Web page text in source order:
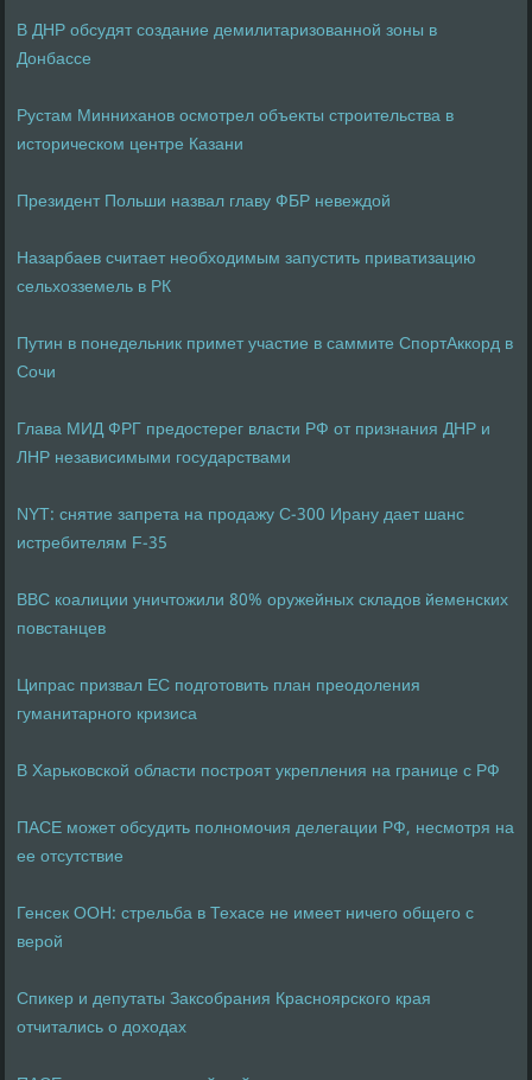
В ДНР обсудят создание демилитаризованной зоны в
Донбассе
Рустам Минниханов осмотрел объекты строительства в
историческом центре Казани
Президент Польши назвал главу ФБР невеждой
Назарбаев считает необходимым запустить приватизацию
сельхозземель в РК
Путин в понедельник примет участие в саммите СпортАккорд в
Сочи
Глава МИД ФРГ предостерег власти РФ от признания ДНР и
ЛНР независимыми государствами
NYT: снятие запрета на продажу C-300 Ирану дает шанс
истребителям F-35
ВВС коалиции уничтожили 80% оружейных складов йеменских
повстанцев
Ципрас призвал ЕС подготовить план преодоления
гуманитарного кризиса
В Харьковской области построят укрепления на границе с РФ
ПАСЕ может обсудить полномочия делегации РФ, несмотря на
ее отсутствие
Генсек ООН: стрельба в Техасе не имеет ничего общего с
верой
Спикер и депутаты Заксобрания Красноярского края
отчитались о доходах